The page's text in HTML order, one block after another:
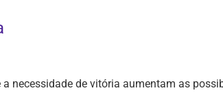
necessidade de vitória aumentam as